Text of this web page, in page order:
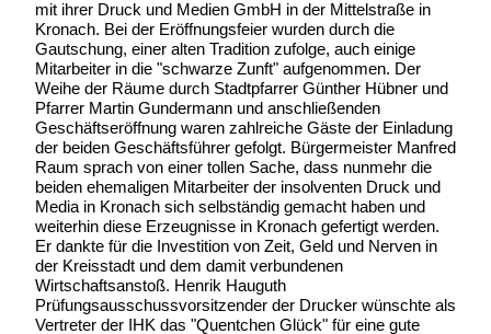
mit ihrer Druck und Medien GmbH in der Mittelstraße in
Kronach. Bei der Eröffnungsfeier wurden durch die
Gautschung, einer alten Tradition zufolge, auch einige
Mitarbeiter in die "schwarze Zunft" aufgenommen. Der
Weihe der Räume durch Stadtpfarrer Günther Hübner und
Pfarrer Martin Gundermann und anschließenden
Geschäftseröffnung waren zahlreiche Gäste der Einladung
der beiden Geschäftsführer gefolgt. Bürgermeister Manfred
Raum sprach von einer tollen Sache, dass nunmehr die
beiden ehemaligen Mitarbeiter der insolventen Druck und
Media in Kronach sich selbständig gemacht haben und
weiterhin diese Erzeugnisse in Kronach gefertigt werden.
Er dankte für die Investition von Zeit, Geld und Nerven in
der Kreisstadt und dem damit verbundenen
Wirtschaftsanstoß. Henrik Hauguth
Prüfungsausschussvorsitzender der Drucker wünschte als
Vertreter der IHK das "Quentchen Glück" für eine gute